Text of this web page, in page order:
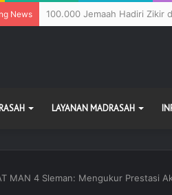
News 100.000 Jemaah Hadiri Zikir
LAYANAN MADRASAH
MAN 4 Sleman: Mengukur Prestasi